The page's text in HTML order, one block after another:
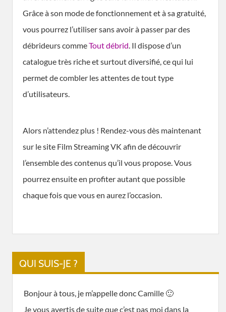
Grâce à son mode de fonctionnement et à sa gratuité,
vous pourrez l’utiliser sans avoir à passer par des
débrideurs commeTout débrid. Il dispose d’un
catalogue très riche et surtout diversifié, ce qui lui
permet de combler les attentes de tout type
d’utilisateurs.
Alors n’attendez plus ! Rendez-vous dès maintenant
sur le site Film Streaming VK afin de découvrir
l’ensemble des contenus qu’il vous propose. Vous
pourrez ensuite en profiter autant que possible
chaque fois que vous en aurez l’occasion.
QUI SUIS-JE ?
Bonjour à tous, je m’appelle donc Camille 🙂
Je vous avertis de suite que c’est pas moi dans la